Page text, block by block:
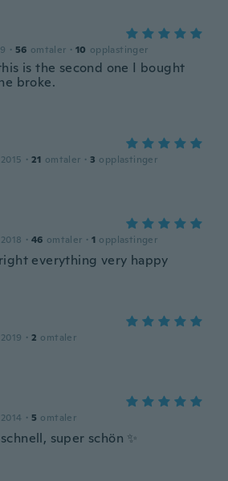
· 56 omtaler · 10 opplastinger
is the second one I bought
broke.
· 21 omtaler · 3 opplastinger
· 46 omtaler · 1 opplastinger
everything very happy
· 2 omtaler
· 5 omtaler
super schön ✨